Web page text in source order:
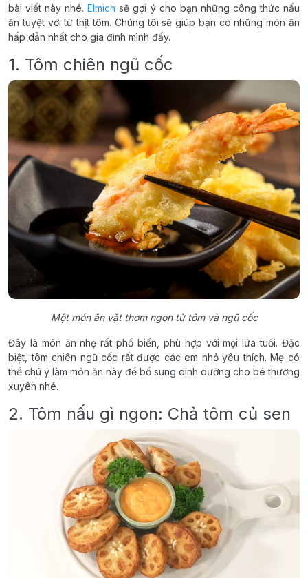
bài viết này nhé. Elmich sẽ gợi ý cho bạn những công thức nấu
ăn tuyệt vời từ thịt tôm. Chúng tôi sẽ giúp bạn có những món ăn
hấp dẫn nhất cho gia đình mình đấy.
1. Tôm chiên ngũ cốc
Một món ăn vặt thơm ngon từ tôm và ngũ cốc
Đây là món ăn nhẹ rất phổ biến, phù hợp với mọi lứa tuổi. Đặc
biệt, tôm chiên ngũ cốc rất được các em nhỏ yêu thích. Mẹ có
thể chú ý làm món ăn này để bổ sung dinh dưỡng cho bé thường
xuyên nhé.
2. Tôm nấu gì ngon: Chả tôm củ sen